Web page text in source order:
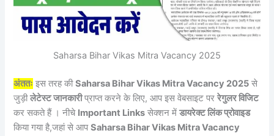
Saharsa Bihar Vikas Mitra Vacancy 2025
अंततः इस तरह कीSaharsa Bihar Vikas Mitra Vacancy 2025 से
जुड़ीलेटेस्ट जानकारीप्राप्त करने के लिए, आप इस वेबसाइट पररेगुलर विजिट
कर सकते हैं । नीचे Important Links सेक्शन मेंडायरेक्ट लिंक प्रोवाइड
किया गया है,जहां से आपSaharsa Bihar Vikas Mitra Vacancy